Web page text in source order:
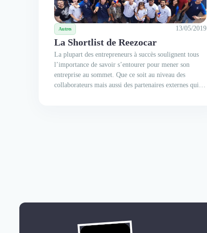
Autres 13/05/2019
La Shortlist de Reezocar
La plupart des entrepreneurs à succès soulignent tous
l’importance de savoir s’entourer pour mener son
entreprise au sommet. Que ce soit au niveau des
collaborateurs mais aussi des partenaires externes qui